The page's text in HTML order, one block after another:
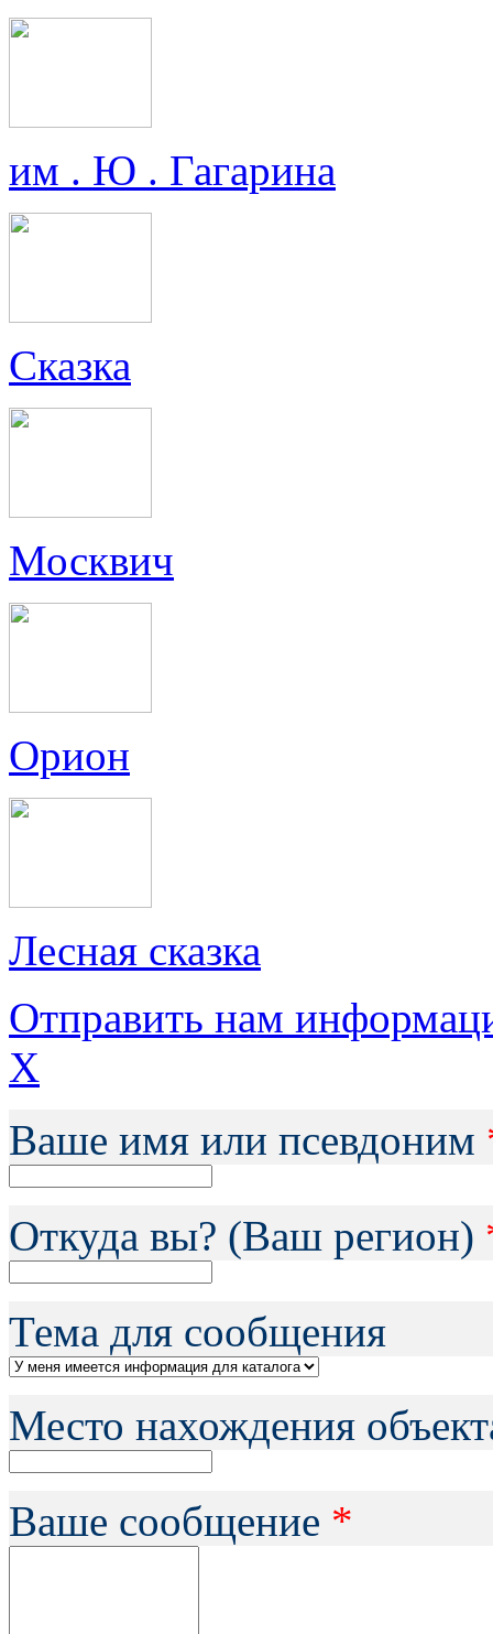
им . Ю . Гагарина
Сказка
Москвич
Орион
Лесная сказка
Отправить нам
X
Ваше имя или псевдоним
Откуда вы? (Ваш регион)
Тема для сообщения
Место нахождения
Ваше сообщение *